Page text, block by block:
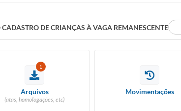
CADASTRO DE CRIANÇAS À VAGA REMANESCENTE
1
Arquivos
(atas, homologações, etc)
Movimentações